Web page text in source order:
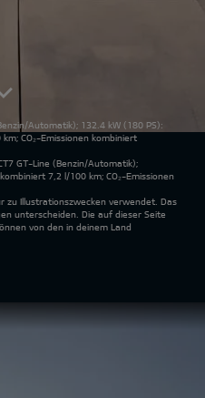
Automatik); 132.4 kW (180 PS):
CO₂-Emissionen kombiniert
GT-Line (Benzin/Automatik);
7,2 l/100 km; CO₂-Emissionen
zu Illustrationszwecken verwendet. Das
unterscheiden. Die auf dieser Seite
von den in deinem Land